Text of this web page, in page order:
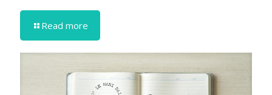
Read more